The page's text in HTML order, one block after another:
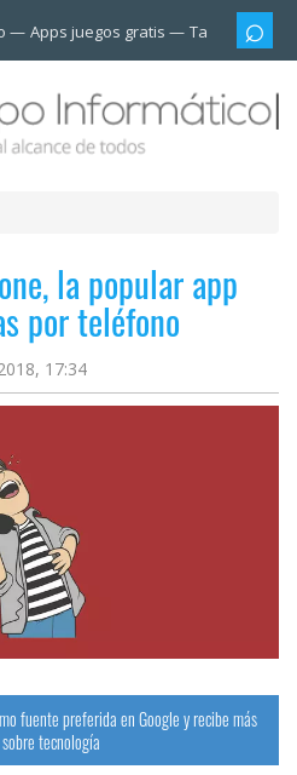
Apps juegos gratis Tarjetas
la popular app
por teléfono
17:34
fuente preferida en Google y recibe más
tecnología